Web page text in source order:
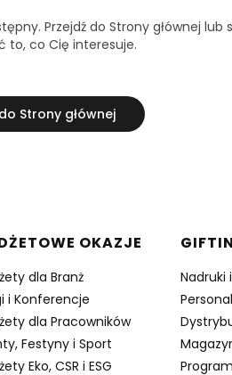
Przejdź do Strony głównej lub
to, co Cię interesuje.
Strony głównej
OKAZJE
dla Branż
i Konferencje
dla Pracowników
Festyny i Sport
Eko, CSR i ESG
Nadruki